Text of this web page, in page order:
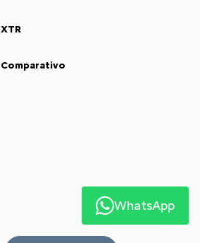
XTR
Comparativo
WhatsApp